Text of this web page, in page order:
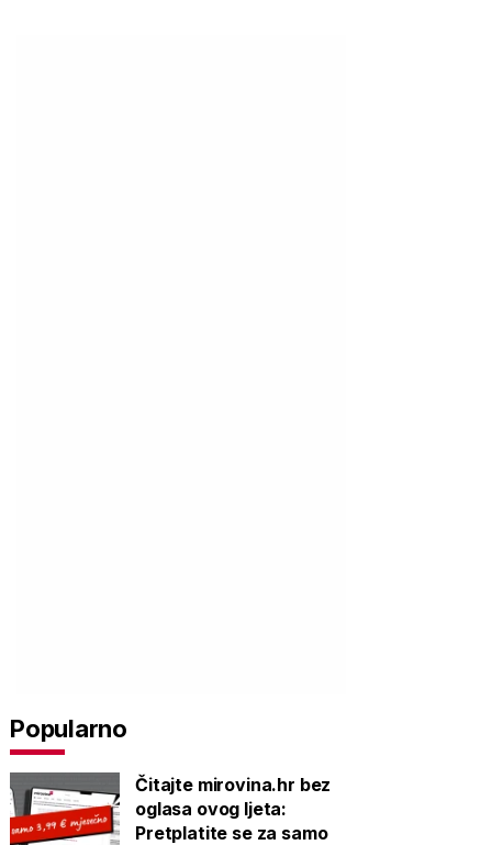
Popularno
Čitajte mirovina.hr bez
oglasa ovog ljeta:
Pretplatite se za samo